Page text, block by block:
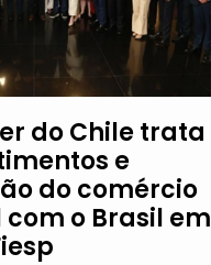
do Chile trata
e
do comércio
o Brasil em